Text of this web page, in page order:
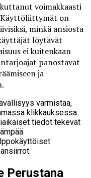
voimakkaasti
Käyttöliittymät on
minkä ansiosta
löytävät
ei kuitenkaan
panostavat
ja
varmistaa,
klikkauksessa.
tiedot tekevät
Perustana